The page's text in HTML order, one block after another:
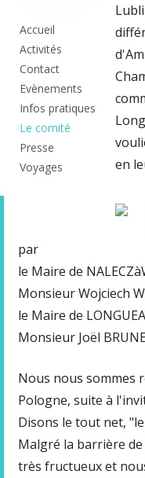
principale
Accueil
Activités
Contact
Evènements
Infos pratiques
Le comité
Presse
Voyages
en
par
le Maire de
Monsieur Wojciech
le Maire de
Monsieur Joël
Nous nous sommes
Pologne, suite à
Disons le tout net,
Malgré la barrière
très fructueux et